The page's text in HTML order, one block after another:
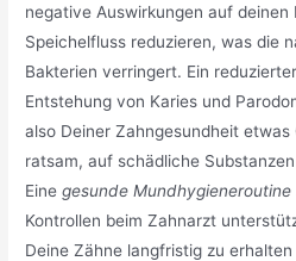
negative Auswirkungen auf deinen
Speichelfluss reduzieren, was die
Bakterien verringert. Ein
Entstehung von Karies und
also Deiner Zahngesundheit
ratsam, auf schädliche
Einegesunde Mundhygieneroutine
Kontrollen beim Zahnarzt
Deine Zähne langfristig zu erhalten